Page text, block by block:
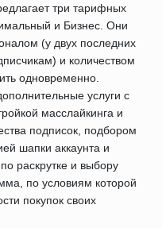
три тарифных
и Бизнес. Они
(у двух последних
и количеством
одновременно.
услуги с
масслайкинга и
подписок, подбором
шапки аккаунта и
раскрутке и выбору
по условиям которой
покупок своих